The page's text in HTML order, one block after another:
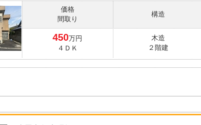
価格
間取り
構造
450万円
４ＤＫ
木造
２階建